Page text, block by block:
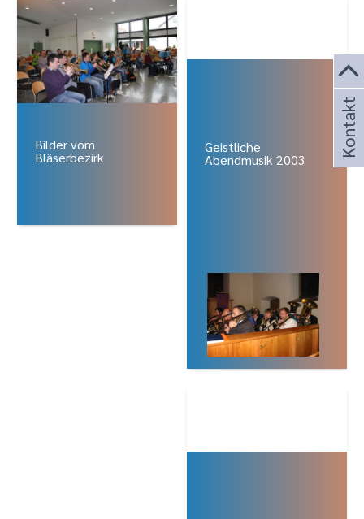
Bilder vom
Bläserbezirk
Geistliche
Abendmusik 2003
Kontakt